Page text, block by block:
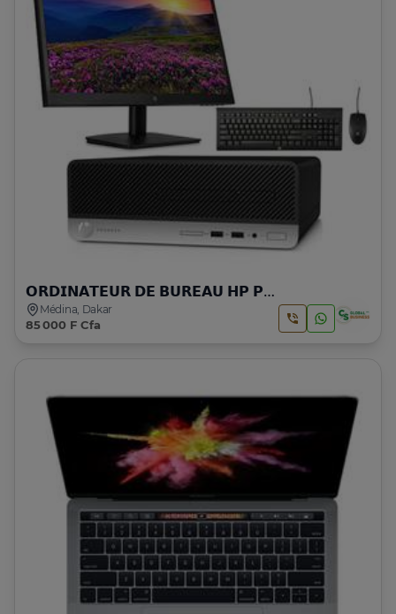
𝗢𝗥𝗗𝗜𝗡𝗔𝗧𝗘𝗨𝗥 𝗗𝗘 𝗕𝗨𝗥𝗘𝗔𝗨 𝗛𝗣 𝗣𝗥𝗢𝗗𝗘𝗦𝗞 𝟰𝟬𝟬 𝗚𝟰 𝗦𝗙𝗙 | 𝗜𝟱 | 𝟲𝗚𝗲𝗻
Médina, Dakar
85 000 F Cfa